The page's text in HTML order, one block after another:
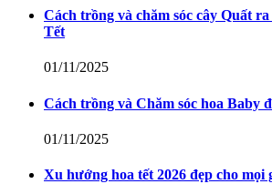
Cách trồng và chăm sóc cây Quất
Tết
01/11/2025
Cách trồng và Chăm sóc hoa Baby
01/11/2025
Xu hướng hoa tết 2026 đẹp cho mọi